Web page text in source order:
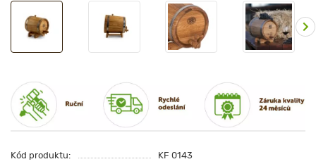
Kód produktu:
KF 0143